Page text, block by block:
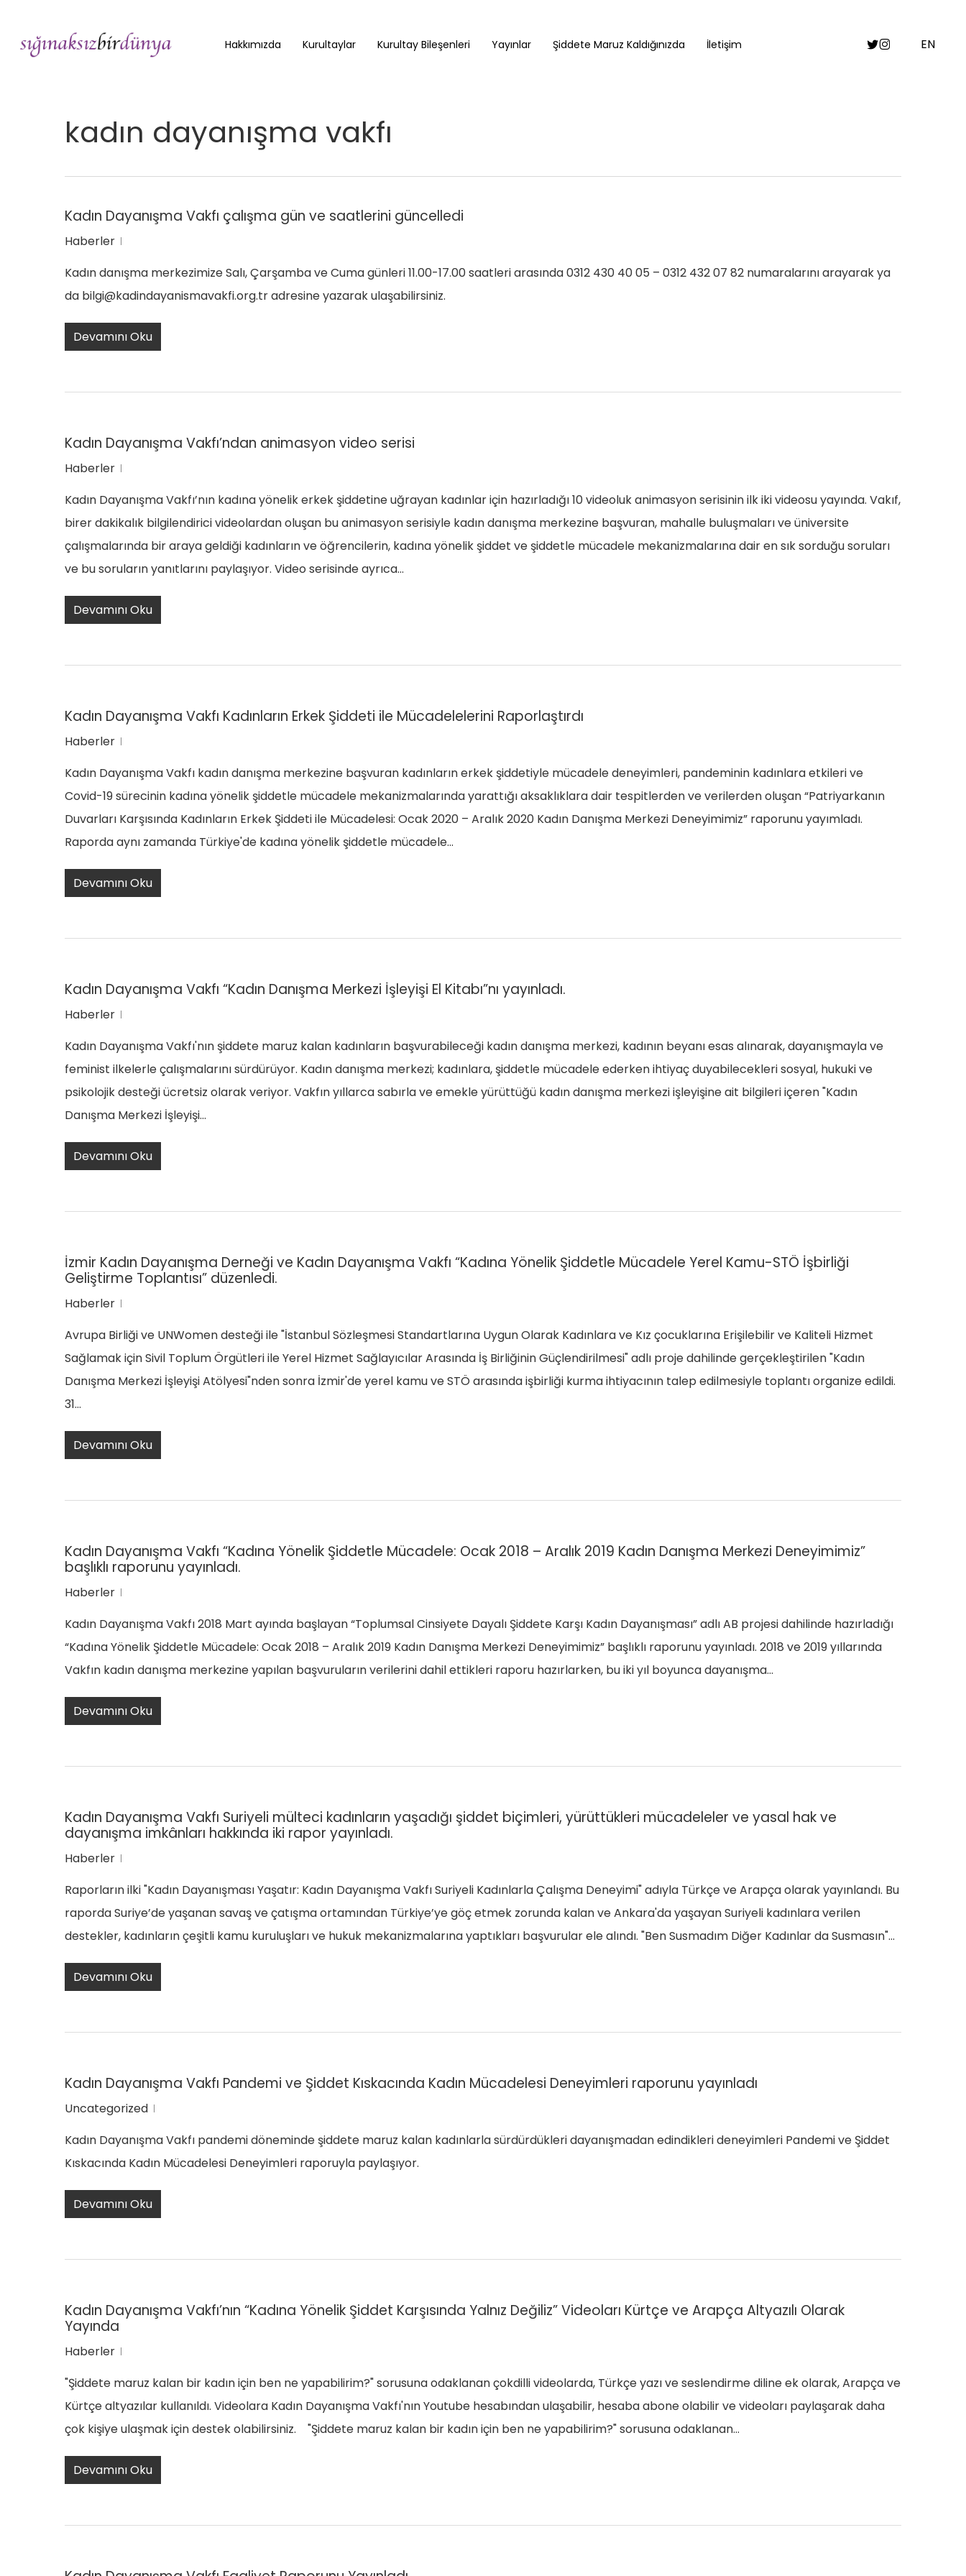
Hakkımızda Kurultaylar Kurultay Bileşenleri Yayınlar Şiddete Maruz Kaldığınızda İletişim Twitter
Instagram
EN
kadın dayanışma vakfı
Kadın Dayanışma Vakfı çalışma gün ve saatlerini güncelledi
Haberler
Kadın danışma merkezimize Salı, Çarşamba ve Cuma günleri 11.00-17.00 saatleri arasında 0312 430 40 05 – 0312 432 07 82 numaralarını arayarak ya
da bilgi@kadindayanismavakfi.org.tradresine yazarak ulaşabilirsiniz.
Devamını Oku
Kadın Dayanışma Vakfı’ndan animasyon video serisi
Haberler
Kadın Dayanışma Vakfı’nın kadına yönelik erkek şiddetine uğrayan kadınlar için hazırladığı 10 videoluk animasyon serisinin ilk iki videosu yayında. Vakıf,
birer dakikalık bilgilendirici videolardan oluşan bu animasyon serisiyle kadın danışma merkezine başvuran, mahalle buluşmaları ve üniversite
çalışmalarında bir araya geldiği kadınların ve öğrencilerin, kadına yönelik şiddet ve şiddetle mücadele mekanizmalarına dair en sık sorduğu soruları
ve bu soruların yanıtlarını paylaşıyor. Video serisinde ayrıca…
Devamını Oku
Kadın Dayanışma Vakfı Kadınların Erkek Şiddeti ile Mücadelelerini Raporlaştırdı
Haberler
Kadın Dayanışma Vakfı kadın danışma merkezine başvuran kadınların erkek şiddetiyle mücadele deneyimleri, pandeminin kadınlara etkileri ve
Covid-19 sürecinin kadına yönelik şiddetle mücadele mekanizmalarında yarattığı aksaklıklara dair tespitlerden ve verilerden oluşan “Patriyarkanın
Duvarları Karşısında Kadınların Erkek Şiddeti ile Mücadelesi: Ocak 2020 – Aralık 2020 Kadın Danışma Merkezi Deneyimimiz” raporunu yayımladı.
Raporda aynı zamanda Türkiye'de kadına yönelik şiddetle mücadele…
Devamını Oku
Kadın Dayanışma Vakfı “Kadın Danışma Merkezi İşleyişi El Kitabı”nı yayınladı.
Haberler
Kadın Dayanışma Vakfı'nın şiddete maruz kalan kadınların başvurabileceği kadın danışma merkezi, kadının beyanı esas alınarak, dayanışmayla ve
feminist ilkelerle çalışmalarını sürdürüyor. Kadın danışma merkezi; kadınlara, şiddetle mücadele ederken ihtiyaç duyabilecekleri sosyal, hukuki ve
psikolojik desteği ücretsiz olarak veriyor. Vakfın yıllarca sabırla ve emekle yürüttüğü kadın danışma merkezi işleyişine ait bilgileri içeren "Kadın
Danışma Merkezi İşleyişi…
Devamını Oku
İzmir Kadın Dayanışma Derneği ve Kadın Dayanışma Vakfı “Kadına Yönelik Şiddetle Mücadele Yerel Kamu-STÖ İşbirliği
Geliştirme Toplantısı” düzenledi.
Haberler
Avrupa Birliği ve UNWomen desteği ile "İstanbul Sözleşmesi Standartlarına Uygun Olarak Kadınlara ve Kız çocuklarına Erişilebilir ve Kaliteli Hizmet
Sağlamak için Sivil Toplum Örgütleri ile Yerel Hizmet Sağlayıcılar Arasında İş Birliğinin Güçlendirilmesi" adlı proje dahilinde gerçekleştirilen "Kadın
Danışma Merkezi İşleyişi Atölyesi"nden sonra İzmir'de yerel kamu ve STÖ arasında işbirliği kurma ihtiyacının talep edilmesiyle toplantı organize edildi.
31…
Devamını Oku
Kadın Dayanışma Vakfı “Kadına Yönelik Şiddetle Mücadele: Ocak 2018 – Aralık 2019 Kadın Danışma Merkezi Deneyimimiz”
başlıklı raporunu yayınladı.
Haberler
Kadın Dayanışma Vakfı 2018 Mart ayında başlayan “Toplumsal Cinsiyete Dayalı Şiddete Karşı Kadın Dayanışması” adlı AB projesi dahilinde hazırladığı
“Kadına Yönelik Şiddetle Mücadele: Ocak 2018 – Aralık 2019 Kadın Danışma Merkezi Deneyimimiz” başlıklı raporunu yayınladı. 2018 ve 2019 yıllarında
Vakfın kadın danışma merkezine yapılan başvuruların verilerini dahil ettikleri raporu hazırlarken, bu iki yıl boyunca dayanışma…
Devamını Oku
Kadın Dayanışma Vakfı Suriyeli mülteci kadınların yaşadığı şiddet biçimleri, yürüttükleri mücadeleler ve yasal hak ve
dayanışma imkânları hakkında iki rapor yayınladı.
Haberler
Raporların ilki "Kadın Dayanışması Yaşatır: Kadın Dayanışma Vakfı Suriyeli Kadınlarla Çalışma Deneyimi" adıyla Türkçe ve Arapça olarak yayınlandı. Bu
raporda Suriye’de yaşanan savaş ve çatışma ortamından Türkiye’ye göç etmek zorunda kalan ve Ankara'da yaşayan Suriyeli kadınlara verilen
destekler, kadınların çeşitli kamu kuruluşları ve hukuk mekanizmalarına yaptıkları başvurular ele alındı. "Ben Susmadım Diğer Kadınlar da Susmasın"…
Devamını Oku
Kadın Dayanışma Vakfı Pandemi ve Şiddet Kıskacında Kadın Mücadelesi Deneyimleri raporunu yayınladı
Uncategorized
Kadın Dayanışma Vakfı pandemi döneminde şiddete maruz kalan kadınlarla sürdürdükleri dayanışmadan edindikleri deneyimleri Pandemi ve Şiddet
Kıskacında Kadın Mücadelesi Deneyimleri raporuyla paylaşıyor.
Devamını Oku
Kadın Dayanışma Vakfı’nın “Kadına Yönelik Şiddet Karşısında Yalnız Değiliz” Videoları Kürtçe ve Arapça Altyazılı Olarak
Yayında
Haberler
"Şiddete maruz kalan bir kadın için ben ne yapabilirim?" sorusuna odaklanan çokdilli videolarda, Türkçe yazı ve seslendirme diline ek olarak, Arapça ve
Kürtçe altyazılar kullanıldı. Videolara Kadın Dayanışma Vakfı'nın Youtube hesabından ulaşabilir, hesaba abone olabilir ve videoları paylaşarak daha
çok kişiye ulaşmak için destek olabilirsiniz. "Şiddete maruz kalan bir kadın için ben ne yapabilirim?" sorusuna odaklanan…
Devamını Oku